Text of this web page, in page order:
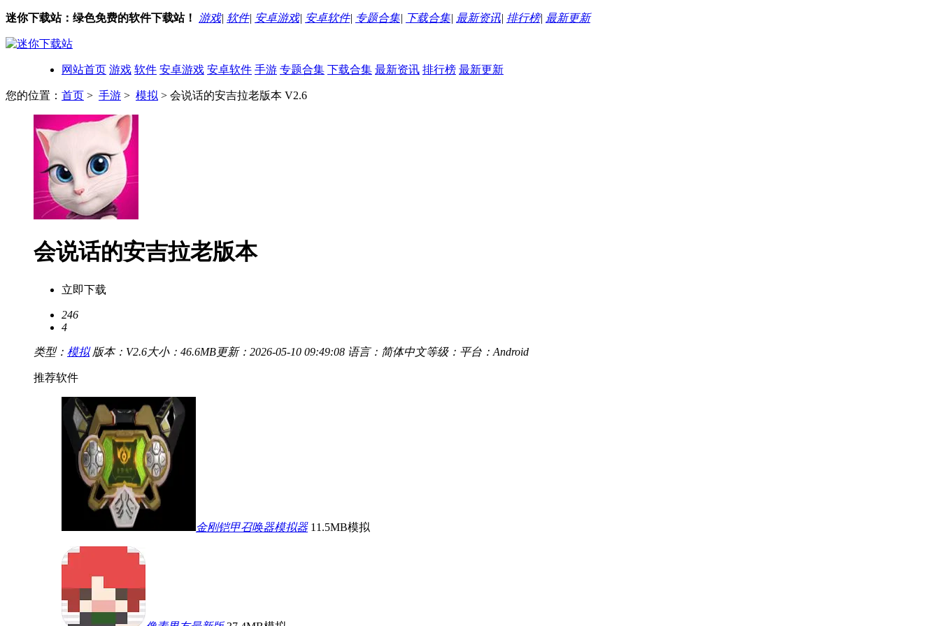
迷你下载站：绿色免费的软件下载站！ 游戏| 软件| 安卓游戏| 安卓软件| 专题合集| 下载合集| 最新资讯| 排行榜| 最新更新
网站首页 游戏 软件 安卓游戏 安卓软件 手游 专题合集 下载合集 最新资讯 排行榜 最新更新
您的位置： 首页 > 手游 > 模拟 > 会说话的安吉拉老版本 V2.6
会说话的安吉拉老版本
立即下载
246
4
类型： 模拟 版本：V2.6大小：46.6MB更新：2026-05-10 09:49:08 语言：简体中文等级： 平台：Android
推荐软件
金刚铠甲召唤器模拟器 11.5MB模拟